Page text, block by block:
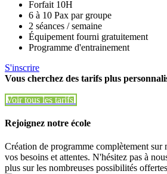
Forfait 10H
6 à 10 Pax par groupe
2 séances / semaine
Équipement fourni gratuitement
Programme d'entrainement
S'inscrire
Vous cherchez des tarifs plus
Voir tous les tarifs
Rejoignez notre école
Création de programme complètement sur
vos besoins et attentes. N'hésitez pas à
plus sur les nombreuses possibilités